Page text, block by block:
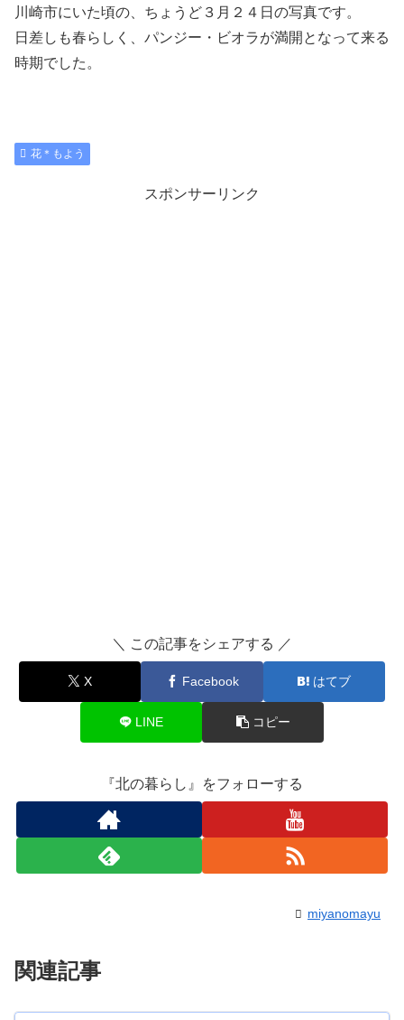
川崎市にいた頃の、ちょうど３月２４日の写真です。
日差しも春らしく、パンジー・ビオラが満開となって来る
時期でした。
花＊もよう
スポンサーリンク
＼ この記事をシェアする ／
X Facebook はてブ
LINE コピー
『北の暮らし』をフォローする
miyanomayu
関連記事